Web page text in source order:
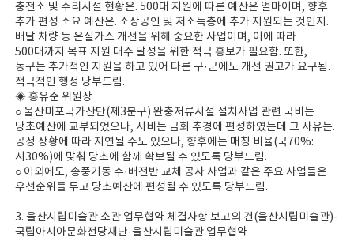
충전소 및 수리시설 현황은. 500대 지원에 따른 예산은 얼마이며, 향후
추가 편성 소요 예산은. 소상공인 및 저소득층에 추가 지원되는 것인지.
배달 차량 등 온실가스 개선을 위해 중요한 사업이며, 이에 따라
500대까지 목표 지원 대수 달성을 위한 적극 홍보가 필요함. 또한,
동구는 추가적인 지원을 하고 있어 다른 구·군에도 개선 권고가 요구됨.
적극적인 행정 당부드림.
◈ 홍유준 위원장
○ 울산미포국가산단(제3분구) 완충저류시설 설치사업 관련 국비는
당초예산에 교부되었으나, 시비는 금회 추경에 편성하였는데 그 사유는.
공정 상황에 따라 지연될 수도 있으나, 향후에는 매칭 비율(국70%:
시30%)에 맞춰 당초에 함께 확보될 수 있도록 당부드림.
○ 이외에도, 송풍기동 수·배전반 교체 공사 사업과 같은 주요 사업들은
우선순위를 두고 당초예산에 편성될 수 있도록 당부드림.
3. 울산시립미술관 소관 업무협약 체결사항 보고의 건(울산시립미술관)-
국립아시아문화전당재단·울산시립미술관 업무협약